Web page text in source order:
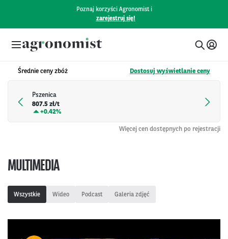
Poznaj korzyści Agronomist i
zarejestruj się!
Średnie ceny zbóż Dostosuj wyświetlanie ceny
Pszenica
807.5 zł/t
+0.42%
Więcej cen dostępnych po rejestracji
MULTIMEDIA
Wszystkie Wideo Podcast Galeria zdjęć